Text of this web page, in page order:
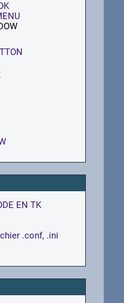
EN TK
.conf, .ini